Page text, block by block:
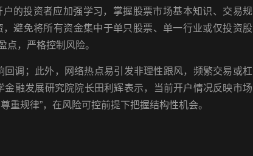
的投资者应加强学习，掌握股票市场基本知识、交易规
避免将所有资金集中于单只股票、单一行业或仅投资股
，严格控制风险。
调；此外，网络热点易引发非理性跟风，频繁交易或杠
融发展研究院院长田利辉表示，当前开户情况反映市场
重规律”，在风险可控前提下把握结构性机会。